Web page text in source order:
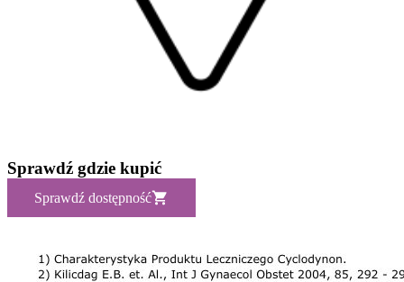
Sprawdź gdzie kupić
Sprawdź dostępność